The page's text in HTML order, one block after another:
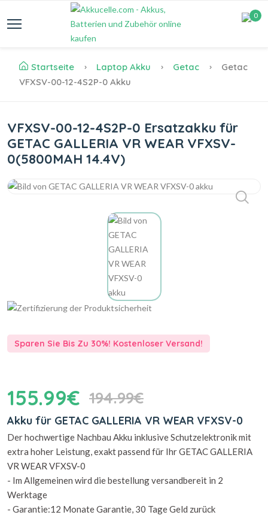
0
Startseite Laptop Akku Getac
Getac
VFXSV-00-12-4S2P-0 Akku
VFXSV-00-12-4S2P-0 Ersatzakku für
GETAC GALLERIA VR WEAR VFXSV-
0(5800MAH 14.4V)
Sparen Sie Bis Zu 30%! Kostenloser Versand!
155.99€ 194.99€
Akku für GETAC GALLERIA VR WEAR VFXSV-0
Der hochwertige Nachbau Akku inklusive Schutzelektronik mit
extra hoher Leistung, exakt passend für Ihr GETAC GALLERIA
VR WEAR VFXSV-0
- Im Allgemeinen wird die bestellung versandbereit in 2
Werktage
- Garantie:12 Monate Garantie, 30 Tage Geld zurück